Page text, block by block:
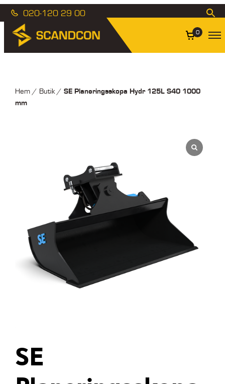
020-120 29 00
0
Hem/ Butik/ SE Planeringsskopa Hydr 125L S40 1000
mm
SE